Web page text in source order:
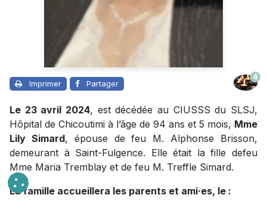
Imprimer Partager
4
Le 23 avril 2024, est décédée au CIUSSS du SLSJ,
Hôpital de Chicoutimi à l’âge de 94 ans et 5 mois, Mme
Lily Simard, épouse de feu M. Alphonse Brisson,
demeurant à Saint-Fulgence. Elle était la fille defeu
Mme Maria Tremblay et de feu M. Treffle Simard.
La famille accueillera les parents et ami·es, le :